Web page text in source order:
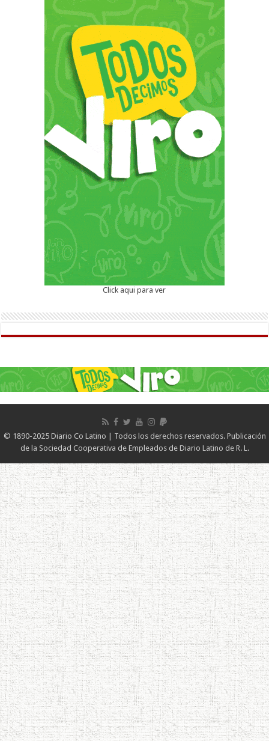
Click aqui para ver
© 1890-2025 Diario Co Latino | Todos los derechos reservados. Publicación
de la Sociedad Cooperativa de Empleados de Diario Latino de R. L.